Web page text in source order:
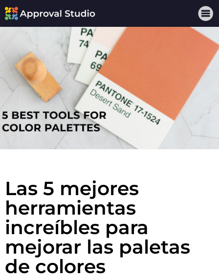
Las 5 mejores
herramientas
increíbles para
mejorar las paletas
de colores